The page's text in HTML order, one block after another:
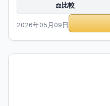
⚖️比較
2026年05月09日